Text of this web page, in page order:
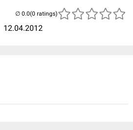
12.04.2012
(0 ratings)